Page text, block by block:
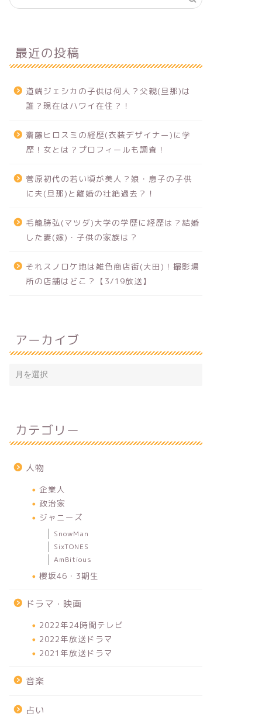
最近の投稿
道端ジェシカの子供は何人？父親(旦那)は
誰？現在はハワイ在住？！
齋藤ヒロスミの経歴(衣装デザイナー)に学
歴！女とは？プロフィールも調査！
菅原初代の若い頃が美人？娘・息子の子供
に夫(旦那)と離婚の壮絶過去？！
毛籠勝弘(マツダ)大学の学歴に経歴は？結婚
した妻(嫁)・子供の家族は？
それスノロケ地は雑色商店街(大田)！撮影場
所の店舗はどこ？【3/19放送】
アーカイブ
カテゴリー
人物
企業人
政治家
ジャニーズ
SnowMan
SixTONES
AmBitious
櫻坂46・3期生
ドラマ・映画
2022年24時間テレビ
2022年放送ドラマ
2021年放送ドラマ
音楽
占い